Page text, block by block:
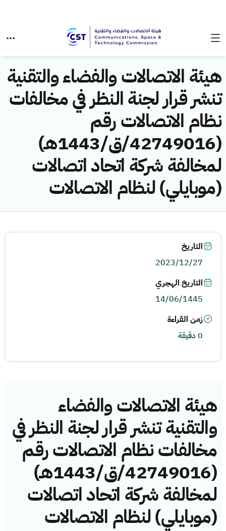
هيئة الاتصالات والفضاء والتقنية
تنشر قرار لجنة النظر في مخالفات
نظام الاتصالات رقم
(42749016/ق/1443هـ)
لمخالفة شركة اتحاد اتصالات
(موبايلي) لنظام الاتصالات
هيئة الاتصالات والفضاء
والتقنية تنشر قرار لجنة النظر في
مخالفات نظام الاتصالات رقم
(42749016/ق/1443هـ)
لمخالفة شركة اتحاد اتصالات
(موبايلي) لنظام الاتصالات
التاريخ
2023/12/27
التاريخ الهجري
14/06/1445
زمن القراءة
0 دقيقة